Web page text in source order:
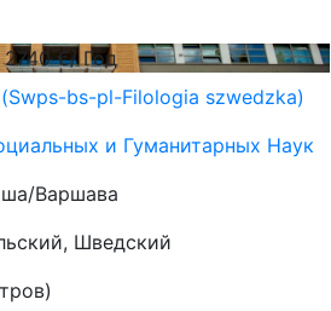
2740€/ Год
bs-pl-Filologia szwedzka)
и Гуманитарных Наук
Варшава
Шведский